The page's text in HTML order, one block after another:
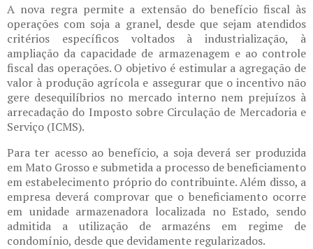
A nova regra permite a extensão do benefício fiscal às
operações com soja a granel, desde que sejam atendidos
critérios específicos voltados à industrialização, à
ampliação da capacidade de armazenagem e ao controle
fiscal das operações. O objetivo é estimular a agregação de
valor à produção agrícola e assegurar que o incentivo não
gere desequilíbrios no mercado interno nem prejuízos à
arrecadação do Imposto sobre Circulação de Mercadoria e
Serviço (ICMS).
Para ter acesso ao benefício, a soja deverá ser produzida
em Mato Grosso e submetida a processo de beneficiamento
em estabelecimento próprio do contribuinte. Além disso, a
empresa deverá comprovar que o beneficiamento ocorre
em unidade armazenadora localizada no Estado, sendo
admitida a utilização de armazéns em regime de
condomínio, desde que devidamente regularizados.